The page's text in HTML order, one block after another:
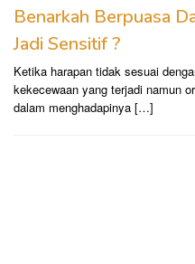
Benarkah Berpuasa
Jadi Sensitif ?
Ketika harapan tidak sesuai
kekecewaan yang terjadi namun
dalam menghadapinya […]